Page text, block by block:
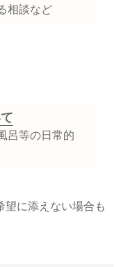
相談など
呂等の日常的
に添えない場合も